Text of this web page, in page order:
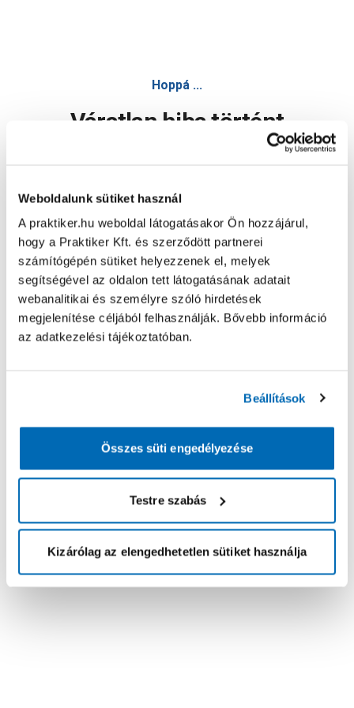
Weboldalunk sütiket használ
A praktiker.hu weboldal látogatásakor Ön hozzájárul,
hogy a Praktiker Kft. és szerződött partnerei
számítógépén sütiket helyezzenek el, melyek
segítségével az oldalon tett látogatásának adatait
webanalitikai és személyre szóló hirdetések
megjelenítése céljából felhasználják. Bővebb információ
az adatkezelési tájékoztatóban.
Beállítások
Összes süti engedélyezése
Testre szabás
Kizárólag az elengedhetetlen sütiket használja
Hoppá ...
Váratlan hiba történt
Oldal újratöltése